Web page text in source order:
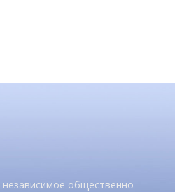
общественно-